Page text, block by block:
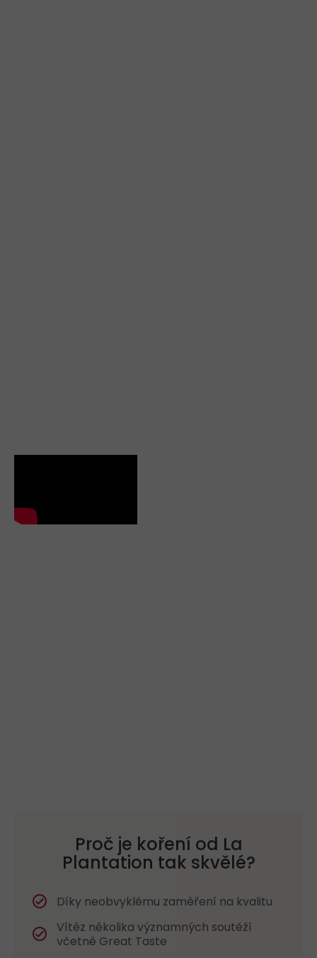
Proč je koření od La
Plantation tak skvělé?
Díky neobvyklému zaměření na kvalitu
Vítěz několika významných soutěží
včetně Great Taste